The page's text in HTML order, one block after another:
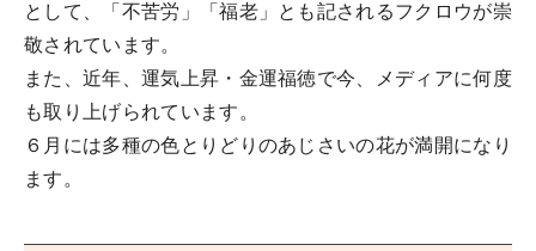
として、「不苦労」「福老」とも記されるフクロウが崇
敬されています。
また、近年、運気上昇・金運福徳で今、メディアに何度
も取り上げられています。
６月には多種の色とりどりのあじさいの花が満開になり
ます。